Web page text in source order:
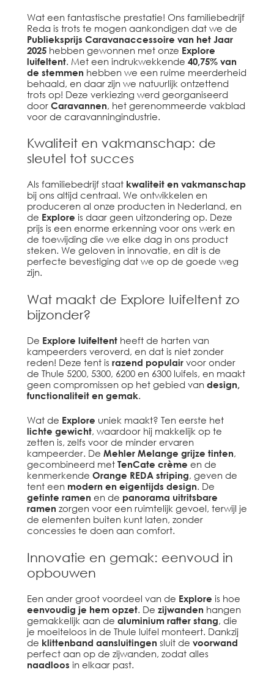
Wat een fantastische prestatie! Ons familiebedrijf
Reda is trots te mogen aankondigen dat we de
Publieksprijs Caravanaccessoire van het Jaar
2025 hebben gewonnen met onze Explore
luifeltent. Met een indrukwekkende 40,75% van
de stemmen hebben we een ruime meerderheid
behaald, en daar zijn we natuurlijk ontzettend
trots op! Deze verkiezing werd georganiseerd
door Caravannen, het gerenommeerde vakblad
voor de caravanningindustrie.
Kwaliteit en vakmanschap: de
sleutel tot succes
Als familiebedrijf staat kwaliteit en vakmanschap
bij ons altijd centraal. We ontwikkelen en
produceren al onze producten in Nederland, en
de Explore is daar geen uitzondering op. Deze
prijs is een enorme erkenning voor ons werk en
de toewijding die we elke dag in ons product
steken. We geloven in innovatie, en dit is de
perfecte bevestiging dat we op de goede weg
zijn.
Wat maakt de Explore luifeltent zo
bijzonder?
De Explore luifeltent heeft de harten van
kampeerders veroverd, en dat is niet zonder
reden! Deze tent is razend populair voor onder
de Thule 5200, 5300, 6200 en 6300 luifels, en maakt
geen compromissen op het gebied van design,
functionaliteit en gemak.
Wat de Explore uniek maakt? Ten eerste het
lichte gewicht, waardoor hij makkelijk op te
zetten is, zelfs voor de minder ervaren
kampeerder. De Mehler Melange grijze tinten,
gecombineerd met TenCate crème en de
kenmerkende Orange REDA striping, geven de
tent een modern en eigentijds design. De
getinte ramen en de panorama uitritsbare
ramen zorgen voor een ruimtelijk gevoel, terwijl je
de elementen buiten kunt laten, zonder
concessies te doen aan comfort.
Innovatie en gemak: eenvoud in
opbouwen
Een ander groot voordeel van de Explore is hoe
eenvoudig je hem opzet. De zijwanden hangen
gemakkelijk aan de aluminium rafter stang, die
je moeiteloos in de Thule luifel monteert. Dankzij
de klittenband aansluitingen sluit de voorwand
perfect aan op de zijwanden, zodat alles
naadloos in elkaar past.